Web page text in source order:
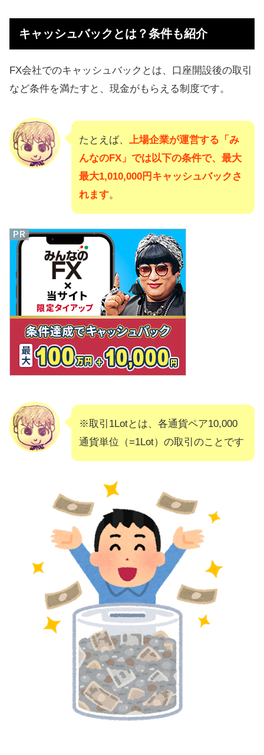
すいFX会社まとめ
当サイト限定の達成しやすいキャン
ペーンまとめ
のがおすすめ
キャッシュバック以外の口座を作る
メリット
Q&A！疑問に回答
キャンペーンでお金をもらえる理由
FXのキャッシュバックで稼ぐ方法ま
とめ
キャッシュバックとは？条件も紹介
FX会社でのキャッシュバックとは、口座開設後の取引
など条件を満たすと、現金がもらえる制度です。
たとえば、 上場企業が運営する「み
んなのFX」では以下の条件で、最大
最大1,010,000円キャッシュバックさ
れます。
※取引1Lotとは、各通貨ペア10,000
通貨単位（=1Lot）の取引のことです